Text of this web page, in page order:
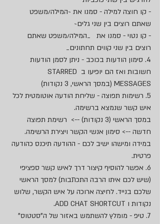
- קו חוצה למילה - סמנו את ~המילה/משפט
שאתם רוצים בין שני גלים~
- קו נטוי - סמנו את   _המילה/משפט שאתם
רוצים בין שני קווים תחתונים_
4. סימון הודעות בכוכב - ניתן לסמן הודעות
חשובות ואז הם יופיעו ב STARRED
MESSAGES (במסך הראשי, 3 נקודות)
5. רשימות תפוצה - שליחת הודעה אוטומטית לכל
איש קשר שנמצא ברשימה.
במסך הראשי (3 נקודות) -->  רשימת תפוצה
חדשה --> סימון אנשי הקשר ויצירת הרשימה.
במידה ומישהו ישיב לכם - ההודעה תיכנס כהודעה
פרטית.
6. אפשר להוסיף קיצור דרך לאיש קשר ספציפי
(שיש לכם איתו הרבה התכתבות) למסך הראשי
שלכם בנייד. לחיצה ארוכה על איש הקשר, שלוש
נקודות ו ADD CHAT SHORTCUT.
7. טיפ - מומלץ להשתמש באזור של ה"סטטוס"